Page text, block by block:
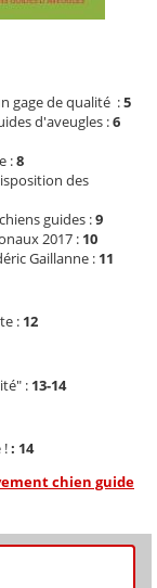
gage de qualité :5
d'aveugles :6
:8
des
guides :9
2017 : 10
Gaillanne : 11
: 12
: 13-14
!: 14
chien guide